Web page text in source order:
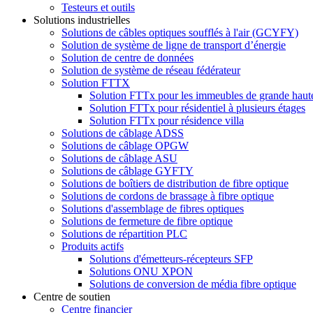
Testeurs et outils
Solutions industrielles
Solutions de câbles optiques soufflés à l'air (GCYFY)
Solution de système de ligne de transport d’énergie
Solution de centre de données
Solution de système de réseau fédérateur
Solution FTTX
Solution FTTx pour les immeubles de grande
Solution FTTx pour résidentiel à plusieurs étages
Solution FTTx pour résidence villa
Solutions de câblage ADSS
Solutions de câblage OPGW
Solutions de câblage ASU
Solutions de câblage GYFTY
Solutions de boîtiers de distribution de fibre optique
Solutions de cordons de brassage à fibre optique
Solutions d'assemblage de fibres optiques
Solutions de fermeture de fibre optique
Solutions de répartition PLC
Produits actifs
Solutions d'émetteurs-récepteurs SFP
Solutions ONU XPON
Solutions de conversion de média fibre optique
Centre de soutien
Centre financier